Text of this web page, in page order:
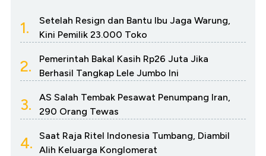
1.
Setelah Resign dan Bantu Ibu Jaga Warung,
Kini Pemilik 23.000 Toko
2.
Pemerintah Bakal Kasih Rp26 Juta Jika
Berhasil Tangkap Lele Jumbo Ini
3.
AS Salah Tembak Pesawat Penumpang Iran,
290 Orang Tewas
4.
Saat Raja Ritel Indonesia Tumbang, Diambil
Alih Keluarga Konglomerat